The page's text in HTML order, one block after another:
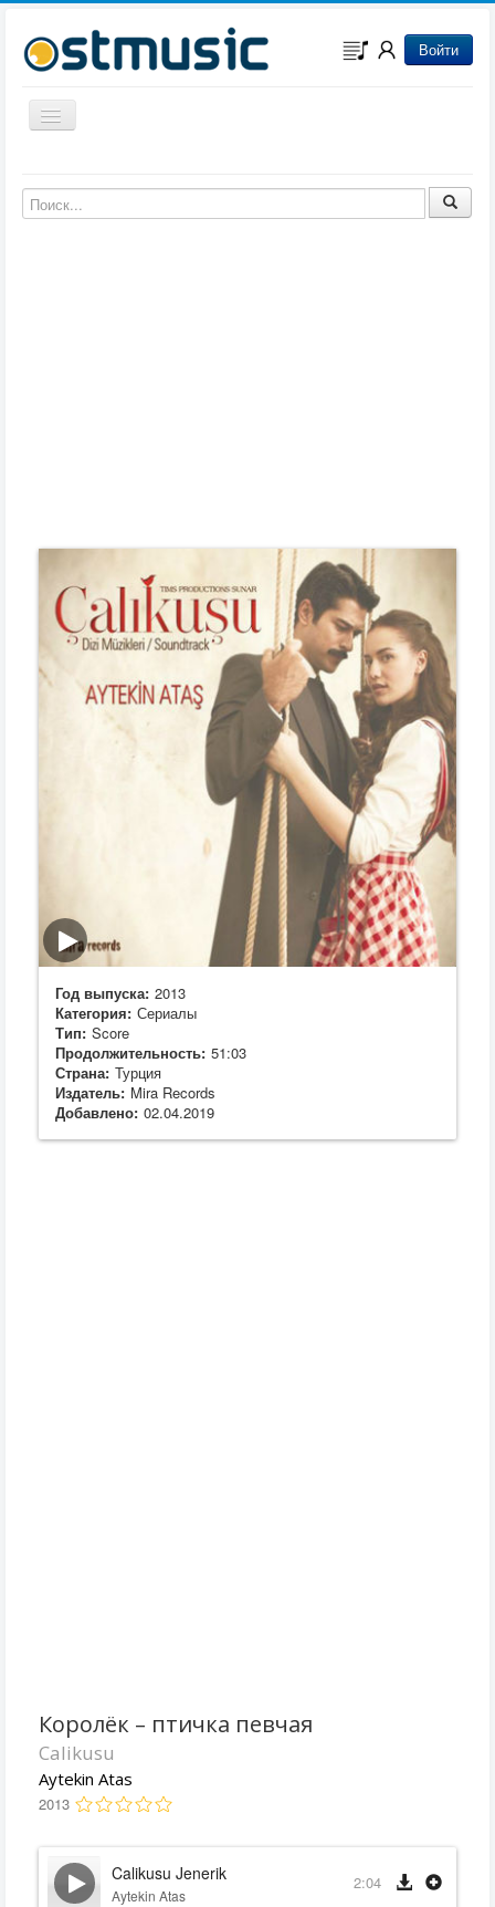
Войти
Включить/выключить навигацию
Музыка из мультфильмов
Музыка из сериалов
Год выпуска: 2013
Категория: Сериалы
Тип: Score
Продолжительность: 51:03
Страна: Турция
Издатель: Mira Records
Добавлено: 02.04.2019
Королёк – птичка певчая
Calikusu
Aytekin Atas
2013
Calikusu Jenerik
Aytekin Atas
2:04